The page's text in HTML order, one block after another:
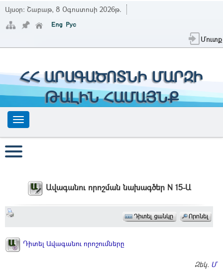
Այսօր: Շաբաթ, 8 Օգոստոսի 2026թ.
Մուտք
ՀՀ ԱՐԱԳԱԾՈՏՆԻ ՄԱՐԶԻ
ԹԱԼԻՆ ՀԱՄԱՅՆՔ
Ավագանու որոշման նախագծեր N 15-Ա
Դիտել Ավագանու որոշումները
Զեկ.